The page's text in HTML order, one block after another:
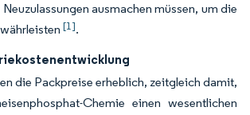
ausmachen müssen, um die
[1].
die Packpreise erheblich, zeitgleich damit,
Chemie einen wesentlichen